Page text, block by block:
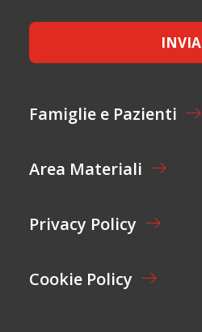
E
I
E
T
O
*
INVIA
Famiglie e Pazienti
Area Materiali
Privacy Policy
Cookie Policy